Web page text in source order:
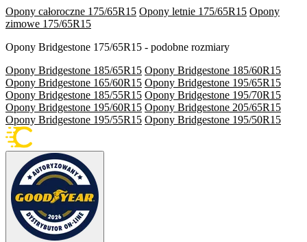
Opony całoroczne 175/65R15 Opony letnie 175/65R15 Opony
zimowe 175/65R15
Opony Bridgestone 175/65R15 - podobne rozmiary
Opony Bridgestone 185/65R15 Opony Bridgestone 185/60R15
Opony Bridgestone 165/60R15 Opony Bridgestone 195/65R15
Opony Bridgestone 185/55R15 Opony Bridgestone 195/70R15
Opony Bridgestone 195/60R15 Opony Bridgestone 205/65R15
Opony Bridgestone 195/55R15 Opony Bridgestone 195/50R15